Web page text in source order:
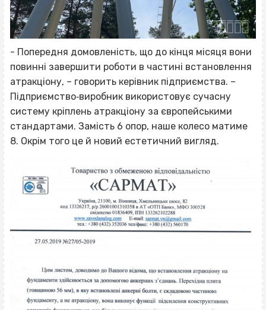
- Попередня домовленість, що до кінця місяця вони
повинні завершити роботи в частині встановлення
атракціону, – говорить керівник підприємства. –
Підприємство‐виробник використовує сучасну
систему кріплень атракціону за європейськими
стандартами. Замість 6 опор, наше колесо матиме
8. Окрім того це й новий естетичний вигляд.